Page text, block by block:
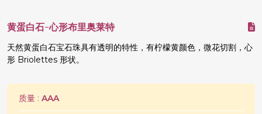
黄蛋白石-心形布里奥莱特
天然黄蛋白石宝石珠具有透明的特性，有柠檬黄颜色，微花切割，心
形 Briolettes 形状。
质量 : AAA